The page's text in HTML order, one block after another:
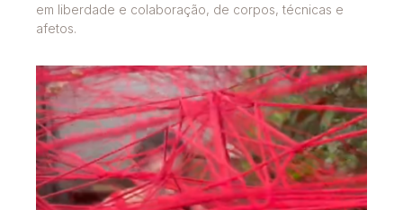
em liberdade e colaboração, de corpos, técnicas e
afetos.